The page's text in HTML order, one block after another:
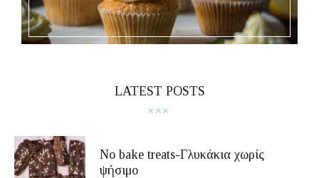
LATEST POSTS
No bake treats-Γλυκάκια χωρίς
ψήσιμο